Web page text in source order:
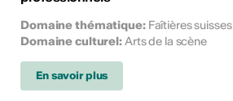
Domaine thématique: Faîtières suisses
Domaine culturel:Arts de la scène
En savoir plus